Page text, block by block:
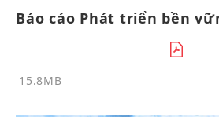
Báo cáo Phát triển bền
15.8MB